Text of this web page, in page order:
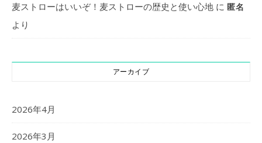
麦ストローはいいぞ！麦ストローの歴史と使い心地 に 匿名
より
アーカイブ
2026年4月
2026年3月